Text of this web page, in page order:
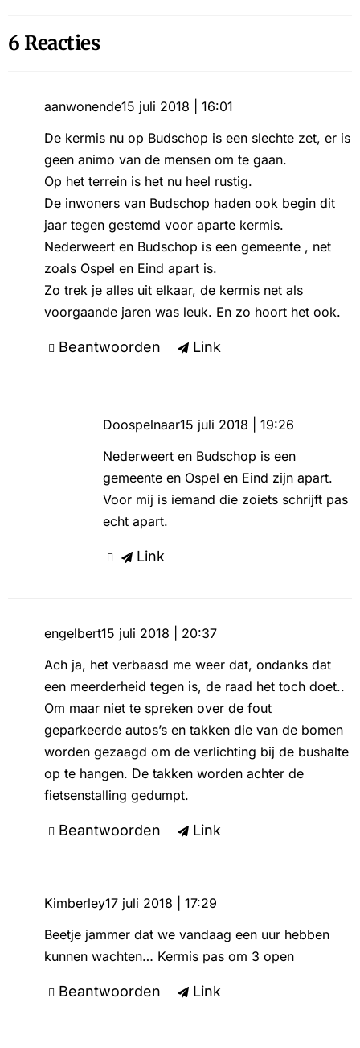
6 Reacties
aanwonende15 juli 2018 | 16:01
De kermis nu op Budschop is een slechte zet, er is
geen animo van de mensen om te gaan.
Op het terrein is het nu heel rustig.
De inwoners van Budschop haden ook begin dit
jaar tegen gestemd voor aparte kermis.
Nederweert en Budschop is een gemeente , net
zoals Ospel en Eind apart is.
Zo trek je alles uit elkaar, de kermis net als
voorgaande jaren was leuk. En zo hoort het ook.
Beantwoorden Link
Doospelnaar15 juli 2018 | 19:26
Nederweert en Budschop is een
gemeente en Ospel en Eind zijn apart.
Voor mij is iemand die zoiets schrijft pas
echt apart.
Link
engelbert15 juli 2018 | 20:37
Ach ja, het verbaasd me weer dat, ondanks dat
een meerderheid tegen is, de raad het toch doet..
Om maar niet te spreken over de fout
geparkeerde autos’s en takken die van de bomen
worden gezaagd om de verlichting bij de bushalte
op te hangen. De takken worden achter de
fietsenstalling gedumpt.
Beantwoorden Link
Kimberley17 juli 2018 | 17:29
Beetje jammer dat we vandaag een uur hebben
kunnen wachten… Kermis pas om 3 open
Beantwoorden Link